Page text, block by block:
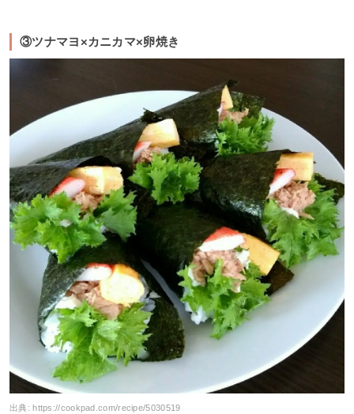
③ツナマヨ×カニカマ×卵焼き
出典:https://cookpad.com/recipe/5030519